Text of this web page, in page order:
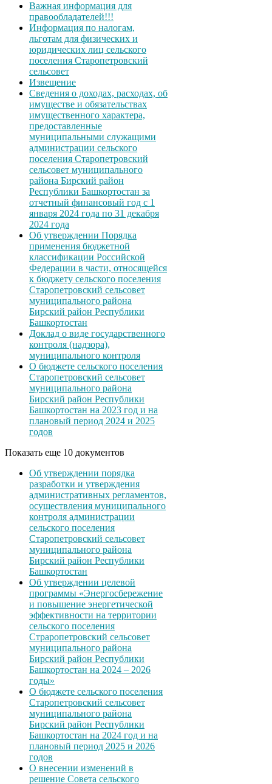
Важная информация для
правообладателей!!!
Информация по налогам,
льготам для физических и
юридических лиц сельского
поселения Старопетровский
сельсовет
Извещение
Сведения о доходах, расходах, об
имуществе и обязательствах
имущественного характера,
предоставленные
муниципальными служащими
администрации сельского
поселения Старопетровский
сельсовет муниципального
района Бирский район
Республики Башкортостан за
отчетный финансовый год с 1
января 2024 года по 31 декабря
2024 года
Об утверждении Порядка
применения бюджетной
классификации Российской
Федерации в части, относящейся
к бюджету сельского поселения
Старопетровский сельсовет
муниципального района
Бирский район Республики
Башкортостан
Доклад о виде государственного
контроля (надзора),
муниципального контроля
О бюджете сельского поселения
Старопетровский сельсовет
муниципального района
Бирский район Республики
Башкортостан на 2023 год и на
плановый период 2024 и 2025
годов
Показать еще 10 документов
Об утверждении порядка
разработки и утверждения
административных регламентов,
осуществления муниципального
контроля администрации
сельского поселения
Старопетровский сельсовет
муниципального района
Бирский район Республики
Башкортостан
Об утверждении целевой
программы «Энергосбережение
и повышение энергетической
эффективности на территории
сельского поселения
Страропетровский сельсовет
муниципального района
Бирский район Республики
Башкортостан на 2024 – 2026
годы»
О бюджете сельского поселения
Старопетровский сельсовет
муниципального района
Бирский район Республики
Башкортостан на 2024 год и на
плановый период 2025 и 2026
годов
О внесении изменений в
решение Совета сельского